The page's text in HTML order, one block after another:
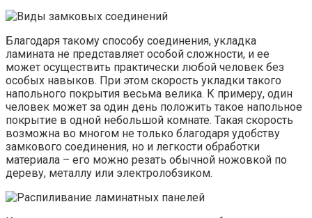
Благодаря такому способу соединения, укладка
ламината не представляет особой сложности, и ее
может осуществить практически любой человек без
особых навыков. При этом скорость укладки такого
напольного покрытия весьма велика. К примеру, один
человек может за один день положить такое напольное
покрытие в одной небольшой комнате. Такая скорость
возможна во многом не только благодаря удобству
замкового соединения, но и легкости обработки
материала – его можно резать обычной ножовкой по
дереву, металлу или электролобзиком.